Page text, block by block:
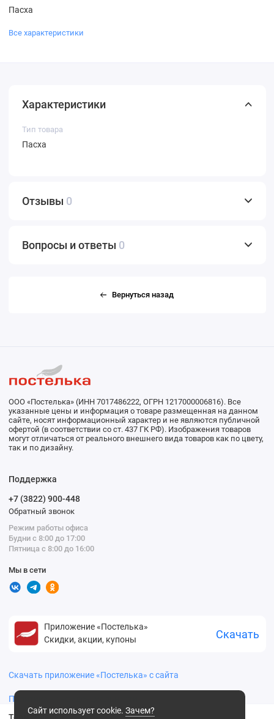
Пасха
Все характеристики
Характеристики
Тип товара
Пасха
Отзывы 0
Вопросы и ответы 0
Вернуться назад
Сайт использует cookie. Зачем?
ООО «Постелька» (ИНН 7017486222, ОГРН 1217000006816). Все
указанные цены и информация о товаре размещенная на данном
сайте, носят информационный характер и не являются публичной
офертой (в соответствии со ст. 437 ГК РФ). Изображения товаров
могут отличаться от реального внешнего вида товаров как по цвету,
так и по дизайну.
Поддержка
+7 (3822) 900-448
Обратный звонок
Режим работы офиса
Будни с 8:00 до 17:00
Пятница с 8:00 до 16:00
Мы в сети
Приложение «Постелька»
Скидки, акции, купоны
Скачать
Скачать приложение «Постелька» с сайта
Политика конфиденциальности